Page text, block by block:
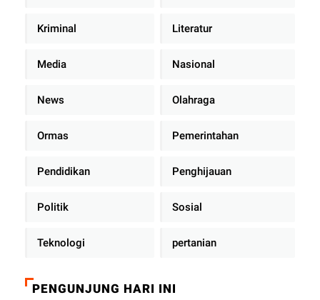
Kriminal Literatur
Media Nasional
News Olahraga
Ormas Pemerintahan
Pendidikan Penghijauan
Politik Sosial
Teknologi pertanian
PENGUNJUNG HARI INI